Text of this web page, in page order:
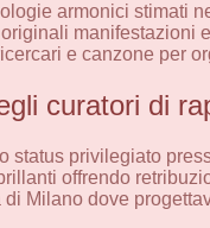
armonici
manifestazioni
e canzone per
curatori di
status privilegiato
offrendo
Milano dove